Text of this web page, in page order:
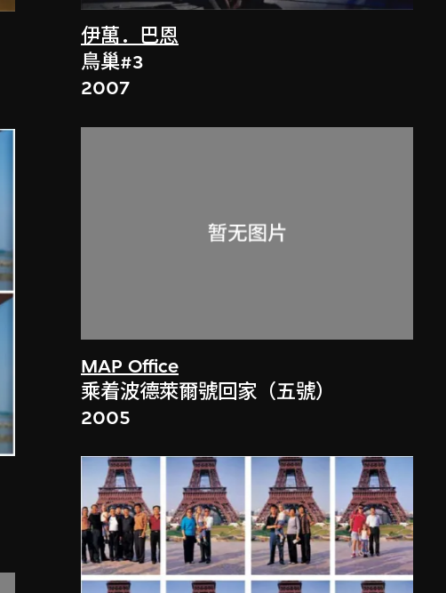
伊萬．巴恩
鳥巢#3
2007
MAP Office
乘着波德萊爾號回家（五號）
2005